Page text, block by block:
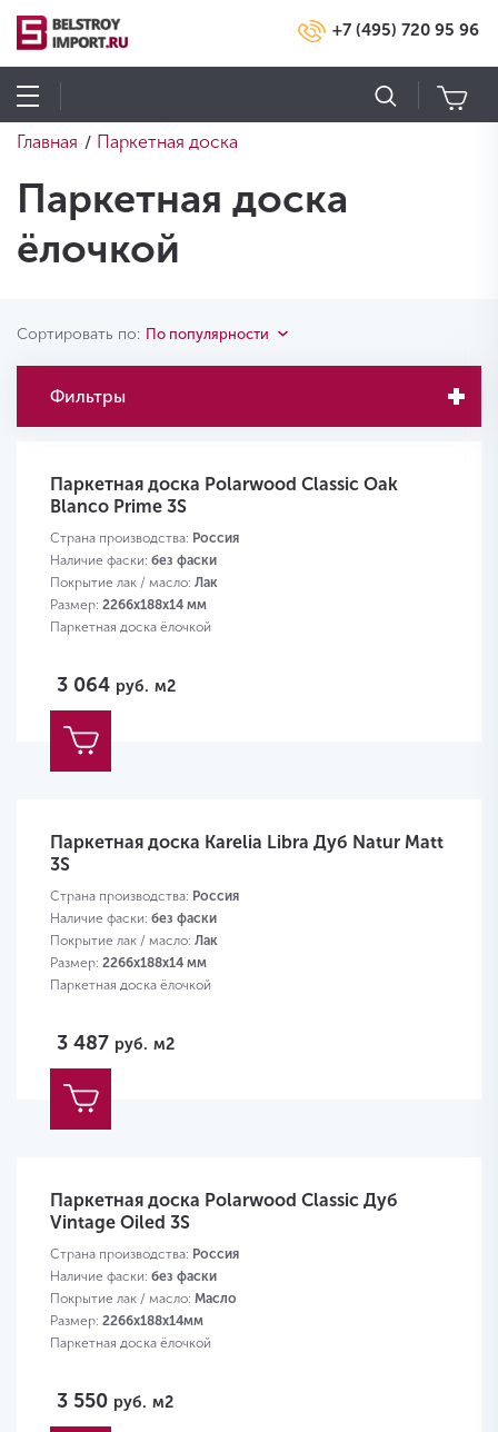
+7 (495) 720 95 96
Главная / Паркетная доска
Паркетная доска
ёлочкой
Сортировать по: По популярности
Фильтры
Паркетная доска Polarwood Classic Oak
Blanco Prime 3S
Страна производства: Россия
Наличие фаски: без фаски
Покрытие лак / масло: Лак
Размер: 2266х188х14 мм
Паркетная доска ёлочкой
3 064 руб. м2
Паркетная доска Karelia Libra Дуб Natur Matt
3S
Страна производства: Россия
Наличие фаски: без фаски
Покрытие лак / масло: Лак
Размер: 2266х188х14 мм
Паркетная доска ёлочкой
3 487 руб. м2
Паркетная доска Polarwood Classic Дуб
Vintage Oiled 3S
Страна производства: Россия
Наличие фаски: без фаски
Покрытие лак / масло: Масло
Размер: 2266х188х14мм
Паркетная доска ёлочкой
3 550 руб. м2